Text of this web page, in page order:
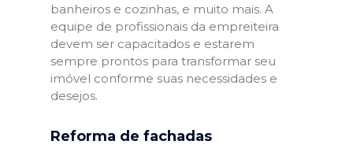
banheiros e cozinhas, e muito mais. A
equipe de profissionais da empreiteira
devem ser capacitados e estarem
sempre prontos para transformar seu
imóvel conforme suas necessidades e
desejos.
Reforma de fachadas